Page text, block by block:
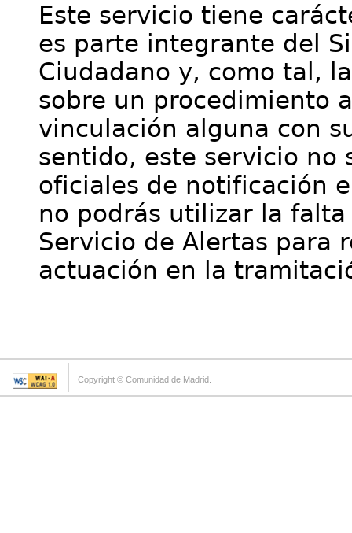
Este servicio tiene
es parte integrante del
Ciudadano y, como tal,
sobre un procedimiento
vinculación alguna con
sentido, este servicio no
oficiales de notificación
no podrás utilizar la
Servicio de Alertas para
actuación en la
Copyright © Comunidad de Madrid.